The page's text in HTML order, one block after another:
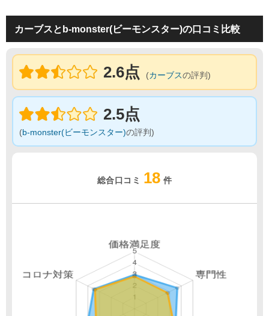
カーブスとb-monster(ビーモンスター)の口コミ比較
2.6点 (カーブスの評判)
2.5点
(b-monster(ビーモンスター)の評判)
総合口コミ 18 件